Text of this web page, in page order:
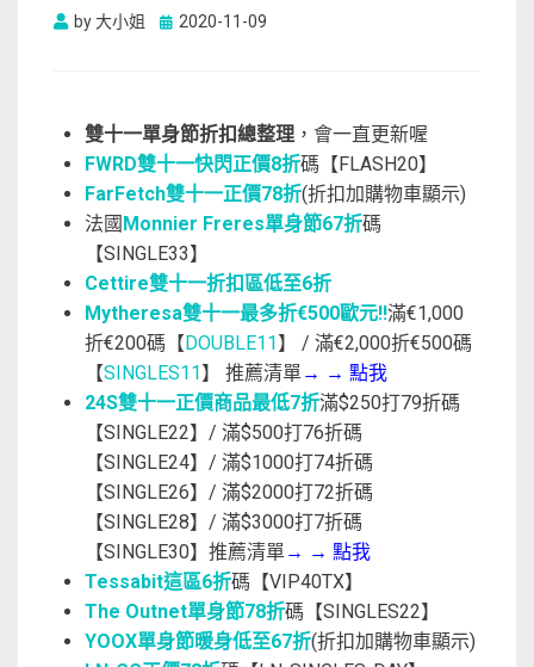
by大小姐
Posted
2020-11-09
雙十一單身節折扣總整理 ，會一直更新喔
FWRD雙十一快閃正價8折碼【FLASH20】
FarFetch雙十一正價78折(折扣加購物車顯示)
法國 Monnier Freres單身節67折碼
【SINGLE33】
Cettire雙十一折扣區低至6折
Mytheresa雙十一最多折€500歐元!!滿€1,000
折€200碼【 DOUBLE11 】 / 滿€2,000折€500碼
【SINGLES11 】 推薦清單→ → 點我
24S雙十一正價商品最低7折滿$250打79折碼
【SINGLE22】/ 滿$500打76折碼
【SINGLE24】/ 滿$1000打74折碼
【SINGLE26】/ 滿$2000打72折碼
【SINGLE28】/ 滿$3000打7折碼
【SINGLE30】推薦清單→ → 點我
Tessabit這區6折碼【VIP40TX】
The Outnet單身節78折碼【SINGLES22】
YOOX單身節暖身低至67折(折扣加購物車顯示)